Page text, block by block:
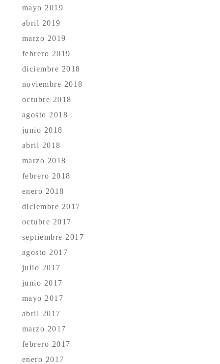
mayo 2019
abril 2019
marzo 2019
febrero 2019
diciembre 2018
noviembre 2018
octubre 2018
agosto 2018
junio 2018
abril 2018
marzo 2018
febrero 2018
enero 2018
diciembre 2017
octubre 2017
septiembre 2017
agosto 2017
julio 2017
junio 2017
mayo 2017
abril 2017
marzo 2017
febrero 2017
enero 2017